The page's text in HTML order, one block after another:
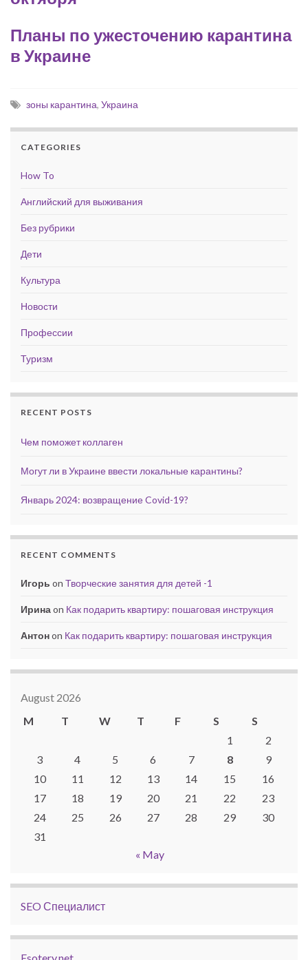
Планы по ужесточению карантина
в Украине
зоны карантина, Украина
CATEGORIES
How To
Английский для выживания
Без рубрики
Дети
Культура
Новости
Профессии
Туризм
RECENT POSTS
Чем поможет коллаген
Могут ли в Украине ввести локальные карантины?
Январь 2024: возвращение Covid-19?
RECENT COMMENTS
Игорь on Творческие занятия для детей -1
Иринаon Как подарить квартиру: пошаговая инструкция
Антонon Как подарить квартиру: пошаговая инструкция
August 2026
M
T W T F S
S
1
2
3
4 5 6 7 8
9
10
11 12 13 14 15
16
17
18 19 20 21 22
23
24
25 26 27 28 29
30
31
« May
SEO Специалист